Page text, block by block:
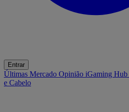
Entrar
Últimas Mercado Opinião iGaming Hub
e Cabelo